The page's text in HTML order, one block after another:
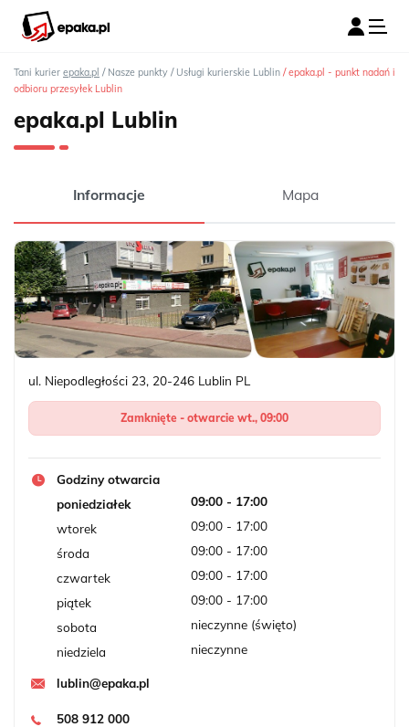
Tani kurier epaka.pl / Nasze punkty / Usługi kurierskie Lublin / epaka.pl - punkt nadań i
odbioru przesyłek Lublin
epaka.pl Lublin
Informacje Mapa
ul. Niepodległości 23, 20-246 Lublin PL
Zamknięte - otwarcie wt., 09:00
Godziny otwarcia
poniedziałek
09:00 - 17:00
wtorek
09:00 - 17:00
środa
09:00 - 17:00
czwartek
09:00 - 17:00
piątek
09:00 - 17:00
sobota
nieczynne (święto)
niedziela
nieczynne
lublin@epaka.pl
508 912 000